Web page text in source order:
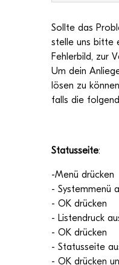
Sollte das
stelle uns bitte
Feh­ler­bild, zur
Um dein
lösen zu
falls die
Sta­tus­seite:
-Menü drü­cken
- Sys­tem­menü
- OK drü­cken
- Lis­ten­druck
- OK drü­cken
- Sta­tus­seite
- OK drü­cken